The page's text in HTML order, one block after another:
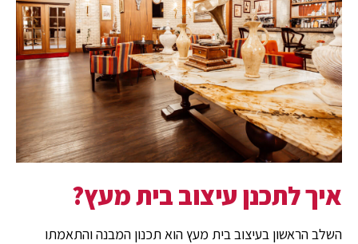
איך לתכנן עיצוב בית מעץ?
השלב הראשון בעיצוב בית מעץ הוא תכנון המבנה והתאמתו